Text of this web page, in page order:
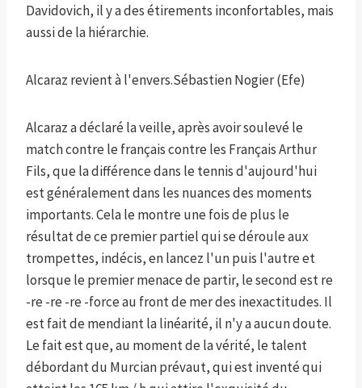
Davidovich, il y a des étirements inconfortables, mais
aussi de la hiérarchie.
Alcaraz revient à l'envers.Sébastien Nogier (Efe)
Alcaraz a déclaré la veille, après avoir soulevé le
match contre le français contre les Français Arthur
Fils, que la différence dans le tennis d'aujourd'hui
est généralement dans les nuances des moments
importants. Cela le montre une fois de plus le
résultat de ce premier partiel qui se déroule aux
trompettes, indécis, en lancez l'un puis l'autre et
lorsque le premier menace de partir, le second est re
-re -re -re -force au front de mer des inexactitudes. Il
est fait de mendiant la linéarité, il n'y a aucun doute.
Le fait est que, au moment de la vérité, le talent
débordant du Murcian prévaut, qui est inventé qui